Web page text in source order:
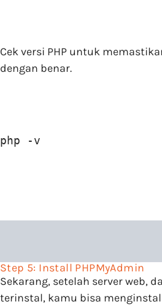
Cek versi PHP untuk
dengan benar.
php -v
Step 5: Install PHPMyAdmin
Sekarang, setelah server web,
terinstal, kamu bisa menginstal